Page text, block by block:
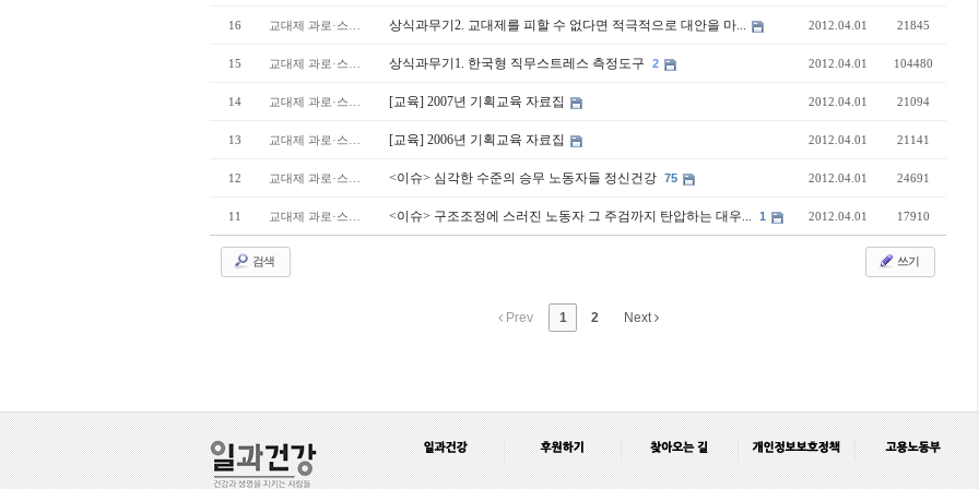
16 상식과무기2. 교대제를 피할 수 없다면 적극적으로 대안을 마... 2012.04.01 21845
15 상식과무기1. 한국형 직무스트레스 측정도구 2 2012.04.01 104480
14 [교육] 2007년 기획교육 자료집 2012.04.01 21094
13 [교육] 2006년 기획교육 자료집 2012.04.01 21141
12 <이슈> 심각한 수준의 승무 노동자들 정신건강 75 2012.04.01 24691
11 <이슈> 구조조정에 스러진 노동자 그 주검까지 탄압하는 대우... 1 2012.04.01 17910
검색 쓰기
Prev 1 2 Next